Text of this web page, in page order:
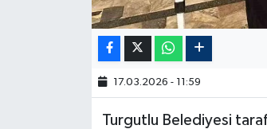
17.03.2026 - 11:59
Turgutlu Belediyesi